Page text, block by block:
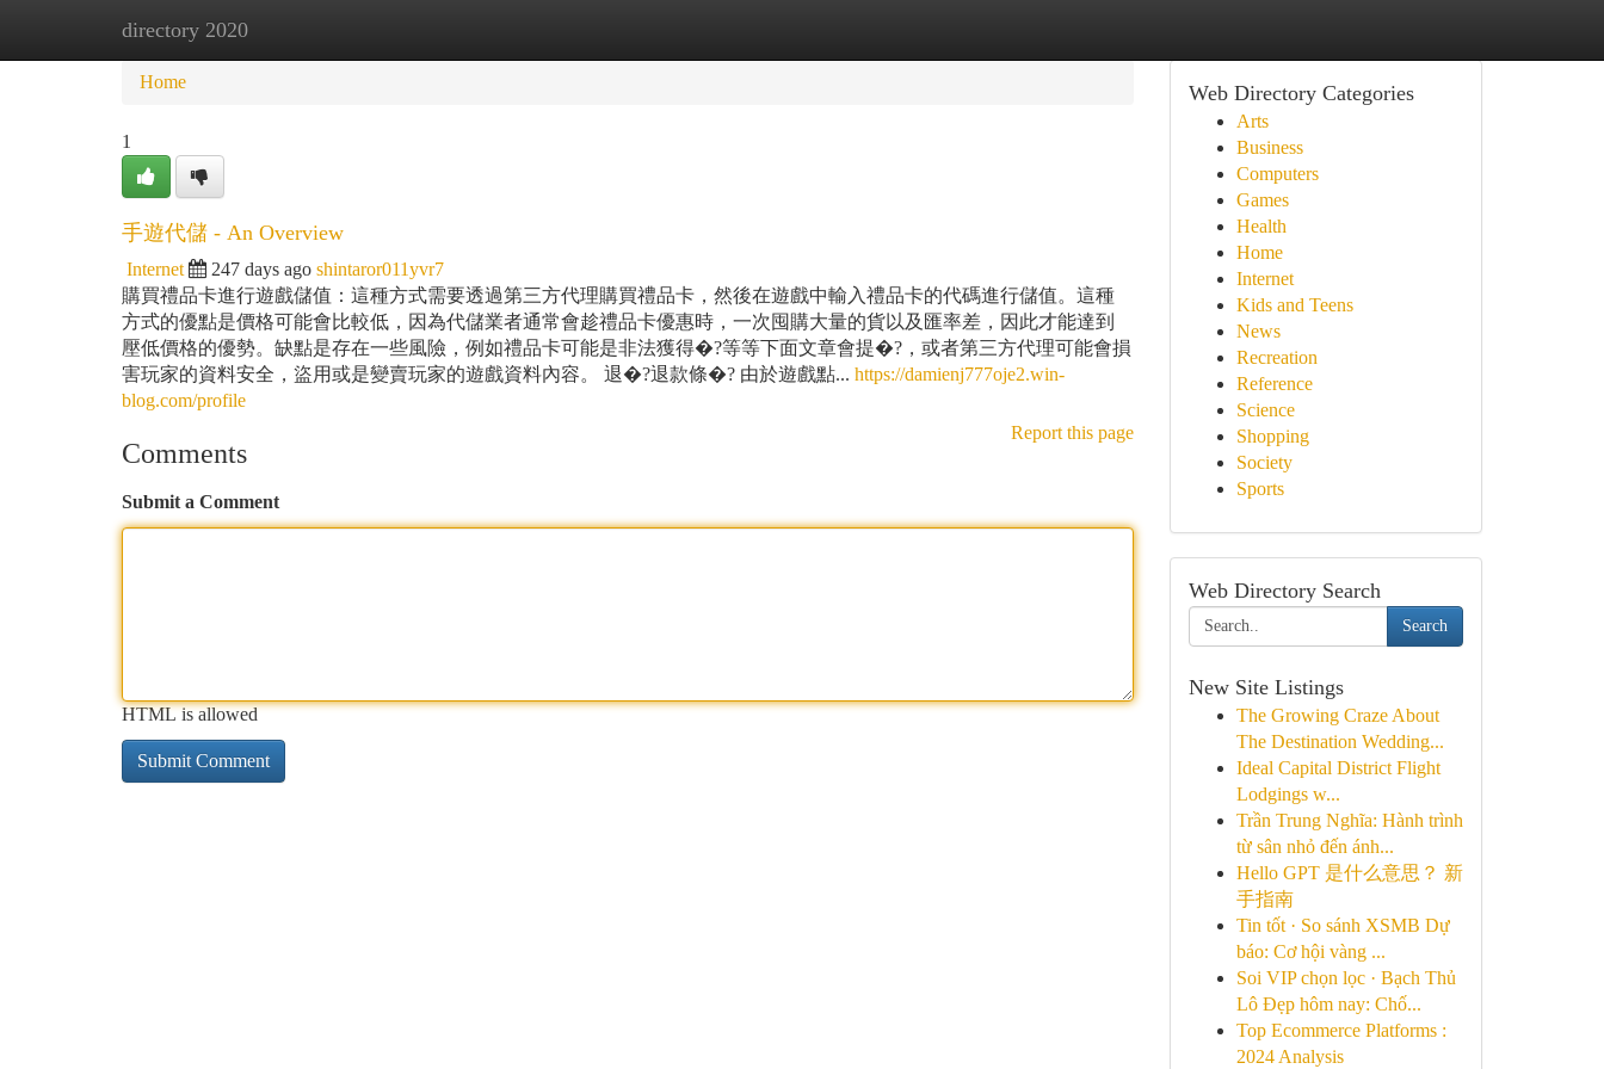
directory 2020
Home New Site Listings
Home
1
手遊代儲 - An Overview
Internet 247 days ago shintaror011yvr7
購買禮品卡進行遊戲儲值：這種方式需要透過第三方代理購買禮品卡，然後在遊戲中輸入禮品卡的代碼進行儲值。這種
方式的優點是價格可能會比較低，因為代儲業者通常會趁禮品卡優惠時，一次囤購大量的貨以及匯率差，因此才能達到
壓低價格的優勢。缺點是存在一些風險，例如禮品卡可能是非法獲得�?等等下面文章會提�?，或者第三方代理可能會損
害玩家的資料安全，盜用或是變賣玩家的遊戲資料內容。 退�?退款條�? 由於遊戲點... https://damienj777oje2.win-
blog.com/profile
Report this page
Comments
Submit a Comment
HTML is allowed
Web Directory Categories
Arts
Business
Computers
Games
Health
Home
Internet
Kids and Teens
News
Recreation
Reference
Science
Shopping
Society
Sports
Web Directory Search
Search
New Site Listings
The Growing Craze About
The Destination Wedding...
Ideal Capital District Flight
Lodgings w...
Trần Trung Nghĩa: Hành trình
từ sân nhỏ đến ánh...
Hello GPT 是什么意思？ 新
手指南
Tin tốt · So sánh XSMB Dự
báo: Cơ hội vàng ...
Soi VIP chọn lọc · Bạch Thủ
Lô Đẹp hôm nay: Chố...
Top Ecommerce Platforms :
2024 Analysis